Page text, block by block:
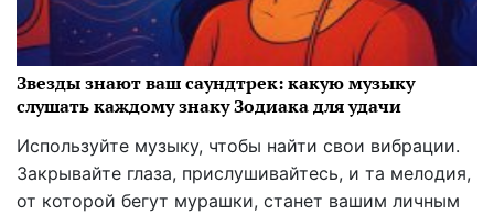
Звезды знают ваш саундтрек: какую музыку
слушать каждому знаку Зодиака для удачи
Используйте музыку, чтобы найти свои вибрации.
Закрывайте глаза, прислушивайтесь, и та мелодия,
от которой бегут мурашки, станет вашим личным